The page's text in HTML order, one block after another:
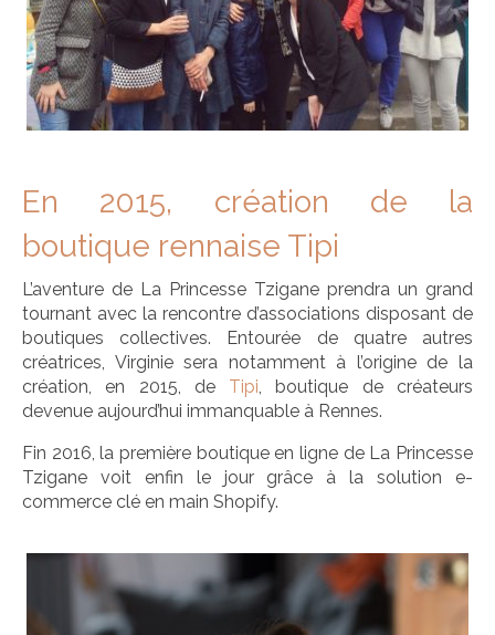
En 2015, création de la
boutique rennaise Tipi
L’aventure de La Princesse Tzigane prendra un grand
tournant avec la rencontre d’associations disposant de
boutiques collectives. Entourée de quatre autres
créatrices, Virginie sera notamment à l’origine de la
création, en 2015, de Tipi, boutique de créateurs
devenue aujourd’hui immanquable à Rennes.
Fin 2016, la première boutique en ligne de La Princesse
Tzigane voit enfin le jour grâce à la solution e-
commerce clé en main Shopify.